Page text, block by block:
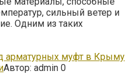
сильный ветер и
Одним из таких
арматурных муфт в Крыму
Автор: admin 0